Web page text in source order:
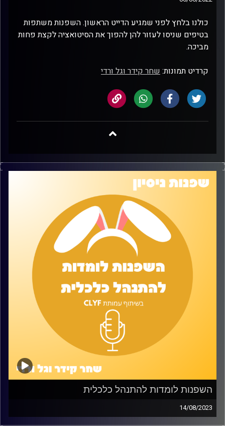
כולנו בלחץ לפני שמגיע הדייט הראשון. השפנות משתפות
בטיפים שניסו לעזור להן להפוך את הסיטואציה לקצת פחות
מביכה.
קרדיט תמונות:שחר קידר וגל ורדי
השפנות לומדות להתנהל כלכלית
14/08/2023
בפרק זה השפנות נעזרות בעמותת CLYF המציעה לימוד